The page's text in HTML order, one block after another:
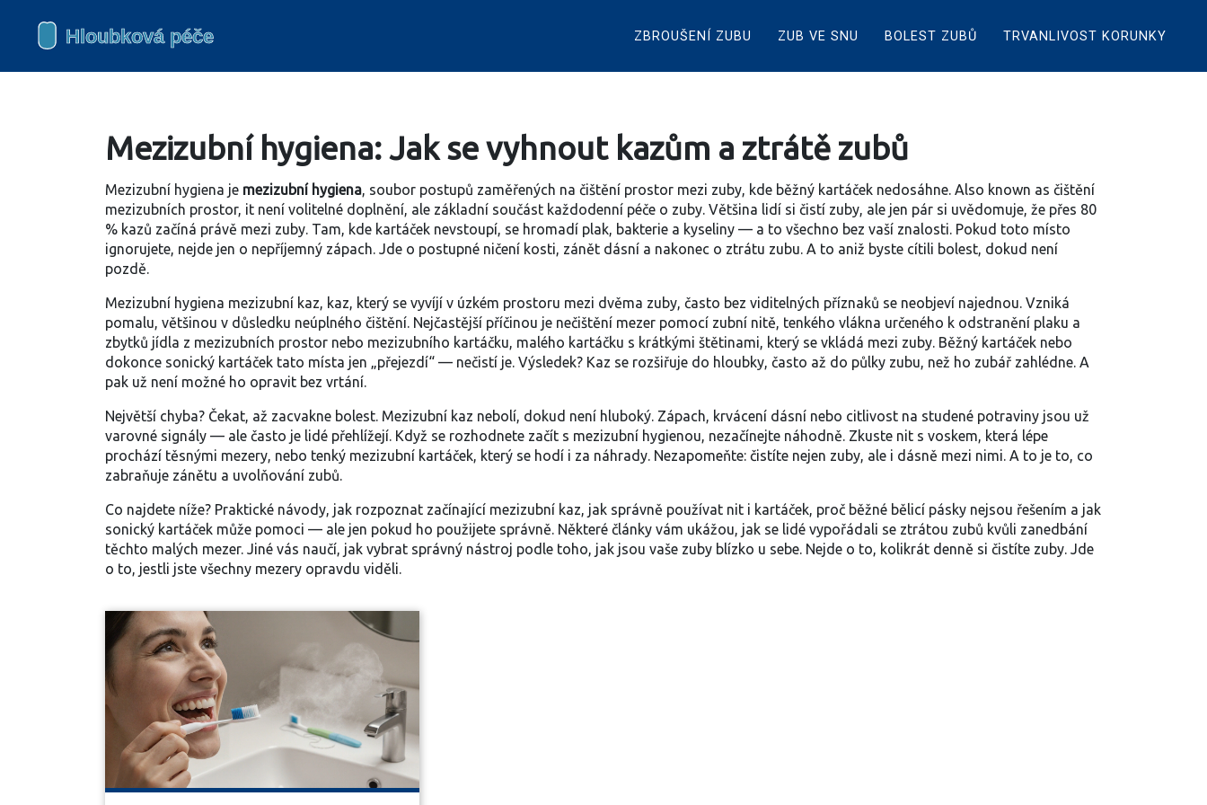
ZBROUŠENÍ ZUBU ZUB VE SNU BOLEST ZUBŮ TRVANLIVOST KORUNKY
Mezizubní hygiena: Jak se vyhnout kazům a ztrátě zubů
Mezizubní hygiena je mezizubní hygiena, soubor postupů zaměřených na čištění prostor mezi zuby, kde běžný kartáček nedosáhne. Also known as čištění
mezizubních prostor, it není volitelné doplnění, ale základní součást každodenní péče o zuby. Většina lidí si čistí zuby, ale jen pár si uvědomuje, že přes 80
% kazů začíná právě mezi zuby. Tam, kde kartáček nevstoupí, se hromadí plak, bakterie a kyseliny — a to všechno bez vaší znalosti. Pokud toto místo
ignorujete, nejde jen o nepříjemný zápach. Jde o postupné ničení kosti, zánět dásní a nakonec o ztrátu zubu. A to aniž byste cítili bolest, dokud není
pozdě.
Mezizubní hygiena mezizubní kaz, kaz, který se vyvíjí v úzkém prostoru mezi dvěma zuby, často bez viditelných příznaků se neobjeví najednou. Vzniká
pomalu, většinou v důsledku neúplného čištění. Nejčastější příčinou je nečištění mezer pomocí zubní nitě, tenkého vlákna určeného k odstranění plaku a
zbytků jídla z mezizubních prostor nebo mezizubního kartáčku, malého kartáčku s krátkými štětinami, který se vkládá mezi zuby. Běžný kartáček nebo
dokonce sonický kartáček tato místa jen „přejezdí“ — nečistí je. Výsledek? Kaz se rozšiřuje do hloubky, často až do půlky zubu, než ho zubář zahlédne. A
pak už není možné ho opravit bez vrtání.
Největší chyba? Čekat, až zacvakne bolest. Mezizubní kaz nebolí, dokud není hluboký. Zápach, krvácení dásní nebo citlivost na studené potraviny jsou už
varovné signály — ale často je lidé přehlížejí. Když se rozhodnete začít s mezizubní hygienou, nezačínejte náhodně. Zkuste nit s voskem, která lépe
prochází těsnými mezery, nebo tenký mezizubní kartáček, který se hodí i za náhrady. Nezapomeňte: čistíte nejen zuby, ale i dásně mezi nimi. A to je to, co
zabraňuje zánětu a uvolňování zubů.
Co najdete níže? Praktické návody, jak rozpoznat začínající mezizubní kaz, jak správně používat nit i kartáček, proč běžné bělicí pásky nejsou řešením a jak
sonický kartáček může pomoci — ale jen pokud ho použijete správně. Některé články vám ukážou, jak se lidé vypořádali se ztrátou zubů kvůli zanedbání
těchto malých mezer. Jiné vás naučí, jak vybrat správný nástroj podle toho, jak jsou vaše zuby blízko u sebe. Nejde o to, kolikrát denně si čistíte zuby. Jde
o to, jestli jste všechny mezery opravdu viděli.